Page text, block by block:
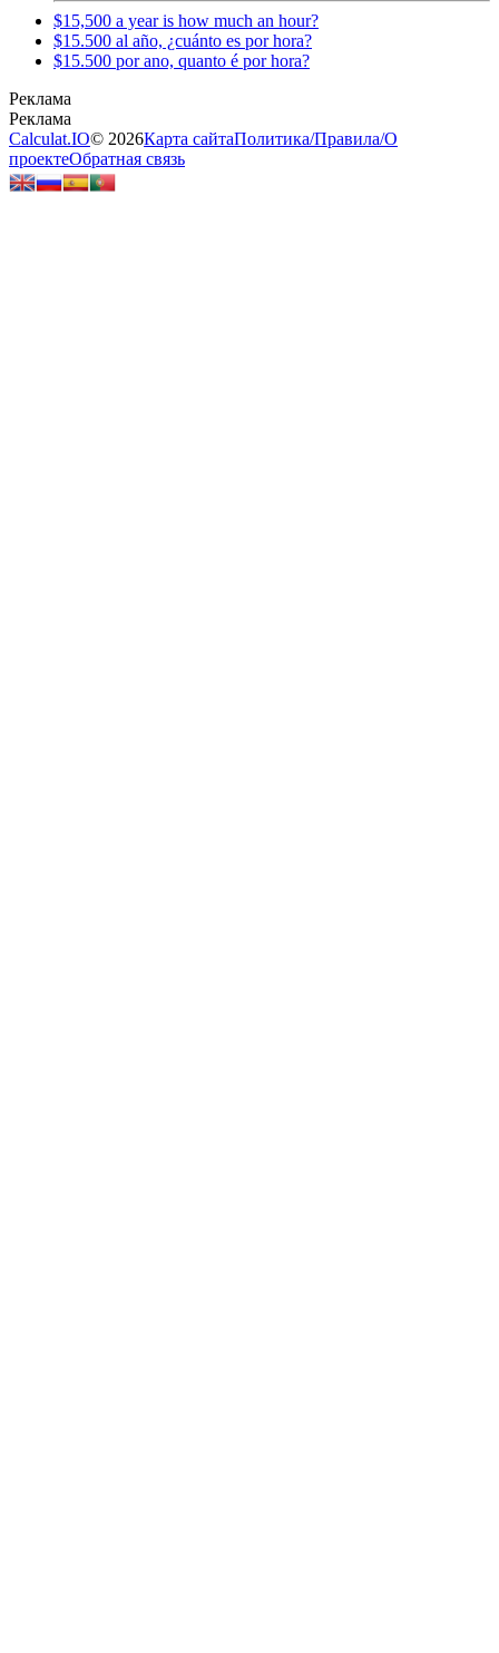
$15,500 a year is how much an hour?
$15.500 al año, ¿cuánto es por hora?
$15.500 por ano, quanto é por hora?
Calculat.IO© 2026Карта сайтаПолитика/Правила/О
проектеОбратная связь